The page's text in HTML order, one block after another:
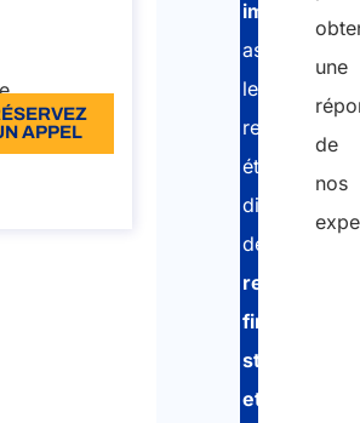
APPEL
immigration
assistent
les
étrangers
disposant
de
ressources
financières
stables
et
une
de
nos